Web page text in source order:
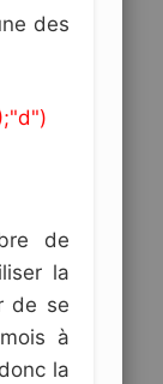
des
de
la
de se
à
la